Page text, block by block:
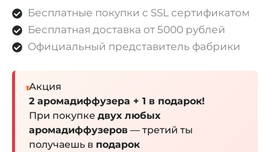
Бесплатные покупки с SSL сертификатом
Бесплатная доставка от 5000 рублей
Официальный представитель фабрики
Акция
2 аромадиффузера + 1 в подарок!
При покупкедвух любых
аромадиффузеров — третий ты
получаешь в подарок